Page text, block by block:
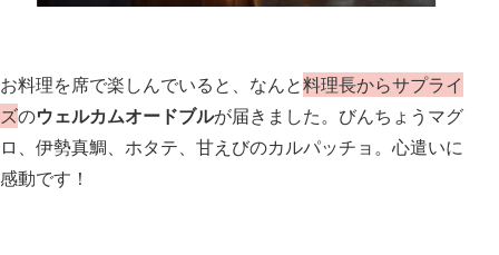
お料理を席で楽しんでいると、なんと料理長からサプライ
ズのウェルカムオードブルが届きました。びんちょうマグ
ロ、伊勢真鯛、ホタテ、甘えびのカルパッチョ。心遣いに
感動です！